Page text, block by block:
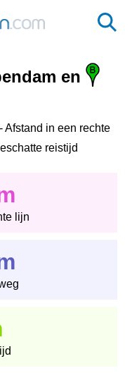
en
Afstand in een rechte
reistijd
lijn